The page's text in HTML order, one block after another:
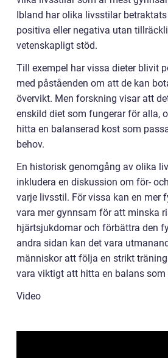
Ibland har olika livsstilar
positiva eller negativa utan
vetenskapligt stöd.
Till exempel har vissa dieter blivit
med påståenden om att de kan
övervikt. Men forskning visar att
enskild diet som fungerar för alla,
hitta en balanserad kost som
behov.
En historisk genomgång av olika
inkludera en diskussion om för-
varje livsstil. För vissa kan en mer
vara mer gynnsam för att minska
hjärtsjukdomar och förbättra den
andra sidan kan det vara
människor att följa en strikt
vara viktigt att hitta en balans
Video